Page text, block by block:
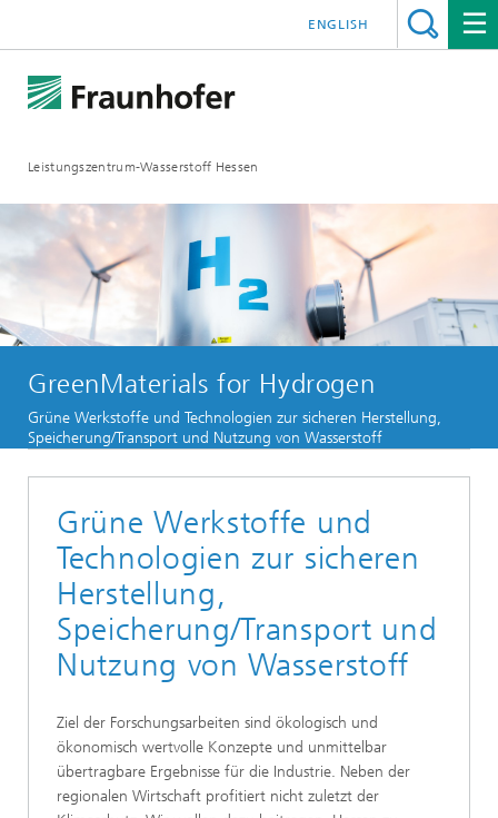
Leistungszentrum-Wasserstoff Hessen
ENGLISH
GreenMaterials for Hydrogen
Grüne Werkstoffe und Technologien zur sicheren Herstellung,
Speicherung/Transport und Nutzung von Wasserstoff
Grüne Werkstoffe und
Technologien zur sicheren
Herstellung,
Speicherung/Transport und
Nutzung von Wasserstoff
Ziel der Forschungsarbeiten sind ökologisch und
ökonomisch wertvolle Konzepte und unmittelbar
übertragbare Ergebnisse für die Industrie. Neben der
regionalen Wirtschaft profitiert nicht zuletzt der